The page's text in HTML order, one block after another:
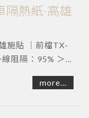
隔熱紙-高雄
檔TX-
阻隔：95% ＞
more...